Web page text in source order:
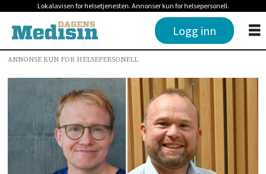
Lokalavisen for helsetjenesten. Annonser kun for helsepersonell.
Logg inn
ANNONSE KUN FOR HELSEPERSONELL